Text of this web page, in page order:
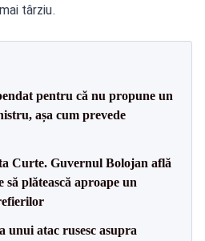
târziu.
pentru că nu propune un
așa cum prevede
Curte. Guvernul Bolojan află
să plătească aproape un
unui atac rusesc asupra